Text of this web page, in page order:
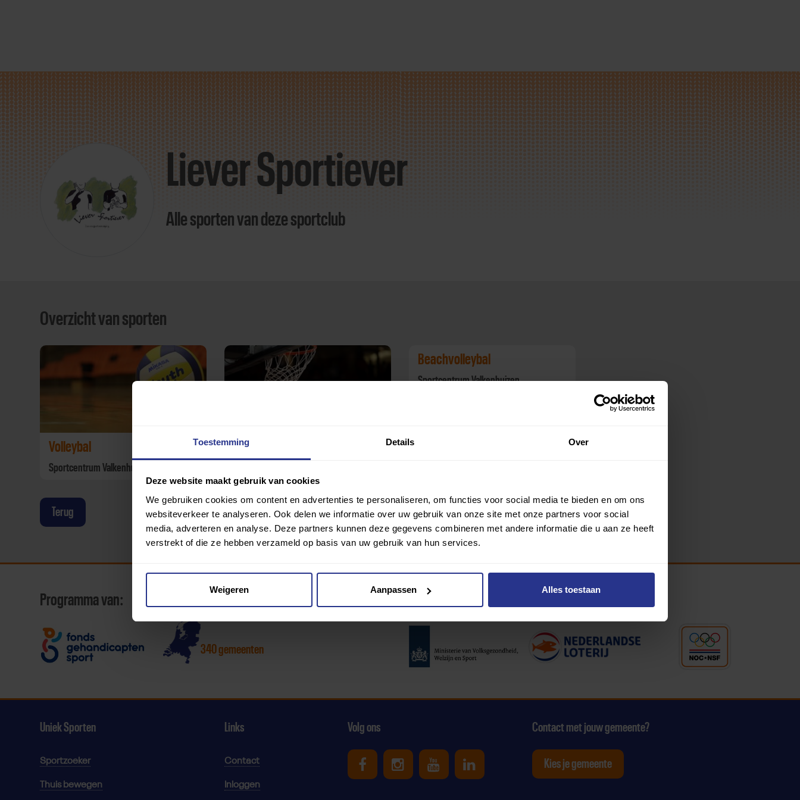
Toestemming Details Over
Deze website maakt gebruik van cookies
We gebruiken cookies om content en advertenties te personaliseren, om functies voor social media te bieden en om ons
websiteverkeer te analyseren. Ook delen we informatie over uw gebruik van onze site met onze partners voor social
media, adverteren en analyse. Deze partners kunnen deze gegevens combineren met andere informatie die u aan ze heeft
verstrekt of die ze hebben verzameld op basis van uw gebruik van hun services.
Weigeren Aanpassen Alles toestaan
Direct
door
Liever Sportiever
Alle sporten van deze sportclub
Overzicht van sporten
Volleybal
Sportcentrum Valkenhuizen
Basketbal
Beachvolleybal
Sportcentrum Valkenhuizen
Terug
Programma van:
340 gemeenten
Partners:
Uniek Sporten
Sportzoeker
Thuis bewegen
Links
Contact
Inloggen
Volg ons
Uniek Sporten op Facebook
Uniek Sporten op Instagram
Uniek Sporten op Youtube
Uniek Sporten op Linkedin
Contact met jouw gemeente?
Kies je gemeente